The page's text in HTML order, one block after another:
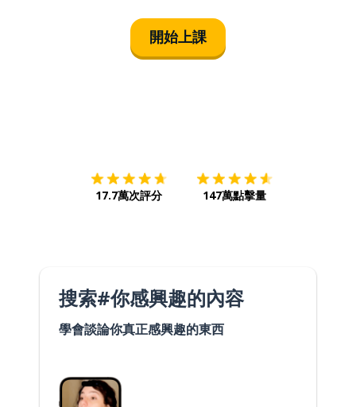
開始上課
17.7萬次評分 147萬點擊量
搜索#你感興趣的內容
學會談論你真正感興趣的東西